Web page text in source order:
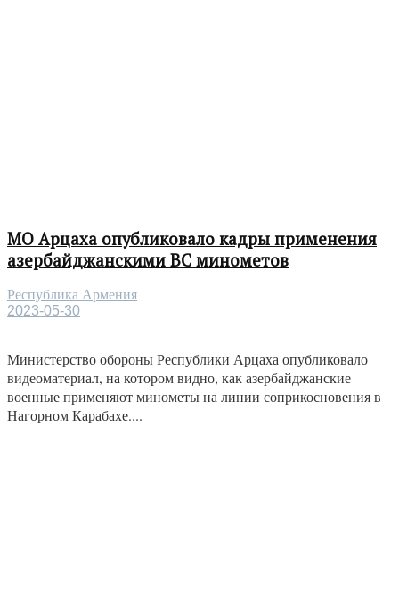
МО Арцаха опубликовало кадры применения
азербайджанскими ВС минометов
Республика Армения
2023-05-30
Министерство обороны Республики Арцаха опубликовало
видеоматериал, на котором видно, как азербайджанские
военные применяют минометы на линии соприкосновения в
Нагорном Карабахе....